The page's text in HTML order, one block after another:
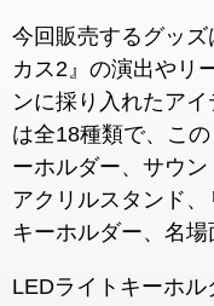
今回販売するグッ
カス2』の演出やリ
ンに採り入れたア
は全18種類で、こ
ーホルダー、サウ
アクリルスタンド
キーホルダー、名場
LEDライトキーホ